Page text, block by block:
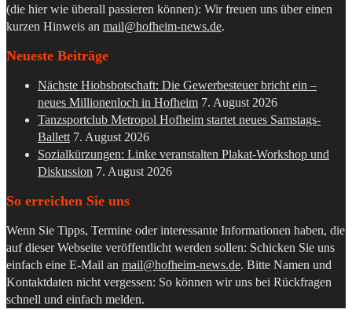
(die hier wie überall passieren können): Wir freuen uns über einen
kurzen Hinweis an mail@hofheim-news.de.
Neueste Beiträge
Nächste Hiobsbotschaft: Die Gewerbesteuer bricht ein –
neues Millionenloch in Hofheim 7. August 2026
Tanzsportclub Metropol Hofheim startet neues Samstags-
Ballett 7. August 2026
Sozialkürzungen: Linke veranstalten Plakat-Workshop und
Diskussion 7. August 2026
So erreichen Sie uns
Wenn Sie Tipps, Termine oder interessante Informationen haben, die
auf dieser Webseite veröffentlicht werden sollen: Schicken Sie uns
einfach eine E-Mail an mail@hofheim-news.de. Bitte Namen und
Kontaktdaten nicht vergessen: So können wir uns bei Rückfragen
schnell und einfach melden.